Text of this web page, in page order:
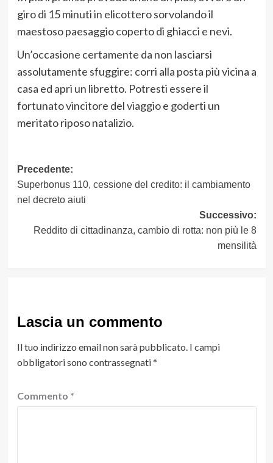
giro di 15 minuti in elicottero sorvolando il
maestoso paesaggio coperto di ghiacci e nevi.
Un’occasione certamente da non lasciarsi
assolutamente sfuggire: corri alla posta più vicina a
casa ed apri un libretto. Potresti essere il
fortunato vincitore del viaggio e goderti un
meritato riposo natalizio.
Navigazione
articolo
Precedente:
Superbonus 110, cessione del credito: il cambiamento
nel decreto aiuti
Successivo:
Reddito di cittadinanza, cambio di rotta: non più le 8
mensilità
Lascia un commento
Il tuo indirizzo email non sarà pubblicato. I campi
obbligatori sono contrassegnati*
Commento *